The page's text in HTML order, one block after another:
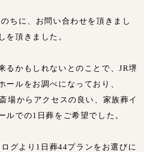
ちに、お問い合わせを頂きまし
を頂きました。
るかもしれないとのことで、JR堺
ールをお調べになっており、
場からアクセスの良い、家族葬イ
ルでの1日葬をご希望でした。
グより1日葬44プランをお選びに